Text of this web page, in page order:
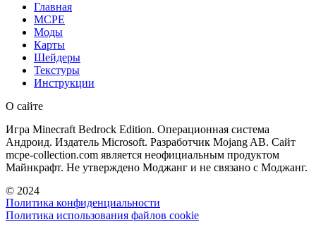
Главная
MCPE
Моды
Карты
Шейдеры
Текстуры
Инструкции
О сайте
Игра Minecraft Bedrock Edition. Операционная система
Андроид. Издатель Microsoft. Разработчик Mojang AB. Сайт
mcpe-collection.com является неофициальным продуктом
Майнкрафт. Не утверждено Моджанг и не связано с Моджанг.
© 2024
Политика конфиденциальности
Политика использования файлов cookie